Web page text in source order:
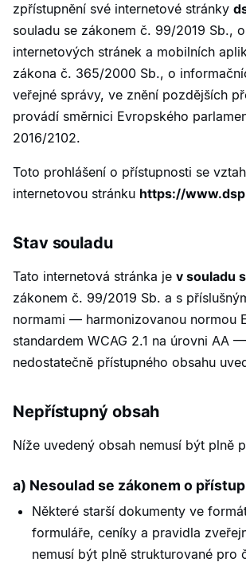
zpřístupnění své internetové stránky
souladu se zákonem č. 99/2019 Sb.,
internetových stránek a mobilních
zákona č. 365/2000 Sb., o
veřejné správy, ve znění pozdějších
provádí směrnici Evropského
2016/2102.
Toto prohlášení o přístupnosti se
internetovou stránku https://
Stav souladu
Tato internetová stránka je v souladu
zákonem č. 99/2019 Sb. a s
normami — harmonizovanou normou
standardem WCAG 2.1 na úrovni AA
nedostatečně přístupného obsahu
Nepřístupný obsah
Níže uvedený obsah nemusí být plně
a) Nesoulad se zákonem o
Některé starší dokumenty ve
formuláře, ceníky a pravidla
nemusí být plně strukturované pro